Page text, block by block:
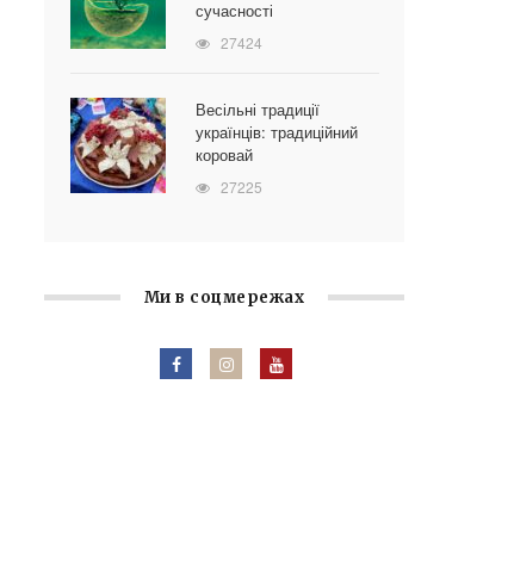
сучасності
27424
Весільні традиції
українців: традиційний
коровай
27225
Ми в соцмережах